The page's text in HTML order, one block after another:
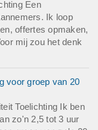
Een
Ik loop
offertes opmaken,
mij zou het denk
voor groep van 20
Toelichting Ik ben
zo'n 2,5 tot 3 uur